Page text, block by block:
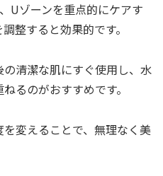
Uゾーンを重点的にケアす
整すると効果的です。
清潔な肌にすぐ使用し、水
るのがおすすめです。
変えることで、無理なく美